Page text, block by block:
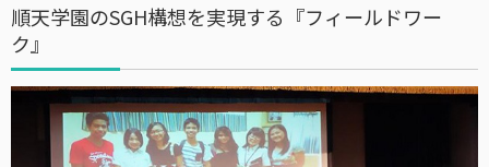
順天学園のSGH構想を実現する『フィールドワー
ク』